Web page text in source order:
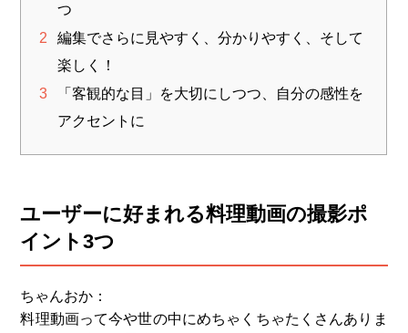
つ
2
編集でさらに見やすく、分かりやすく、そして
楽しく！
3
「客観的な目」を大切にしつつ、自分の感性を
アクセントに
ユーザーに好まれる料理動画の撮影ポ
イント3つ
ちゃんおか：
料理動画って今や世の中にめちゃくちゃたくさんありま